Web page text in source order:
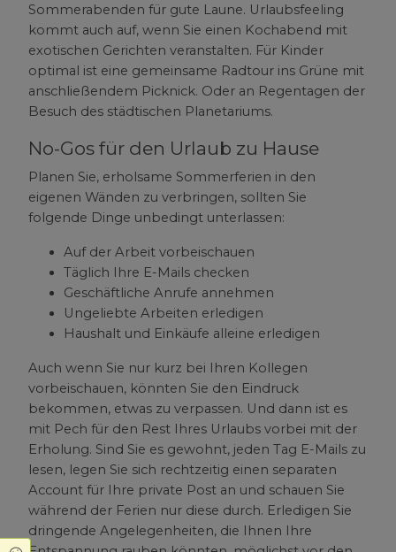
Sommerabenden für gute Laune. Urlaubsfeeling
kommt auch auf, wenn Sie einen Kochabend mit
exotischen Gerichten veranstalten. Für Kinder
optimal ist eine gemeinsame Radtour ins Grüne mit
anschließendem Picknick. Oder an Regentagen der
Besuch des städtischen Planetariums.
No-Gos für den Urlaub zu Hause
Planen Sie, erholsame Sommerferien in den
eigenen Wänden zu verbringen, sollten Sie
folgende Dinge unbedingt unterlassen:
Auf der Arbeit vorbeischauen
Täglich Ihre E-Mails checken
Geschäftliche Anrufe annehmen
Ungeliebte Arbeiten erledigen
Haushalt und Einkäufe alleine erledigen
Auch wenn Sie nur kurz bei Ihren Kollegen
vorbeischauen, könnten Sie den Eindruck
bekommen, etwas zu verpassen. Und dann ist es
mit Pech für den Rest Ihres Urlaubs vorbei mit der
Erholung. Sind Sie es gewohnt, jeden Tag E-Mails zu
lesen, legen Sie sich rechtzeitig einen separaten
Account für Ihre private Post an und schauen Sie
während der Ferien nur diese durch. Erledigen Sie
dringende Angelegenheiten, die Ihnen Ihre